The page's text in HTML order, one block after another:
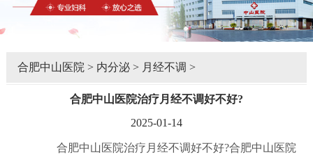
合肥中山医院 > 内分泌> 月经不调 >
合肥中山医院治疗月经不调好不好?
2025-01-14
合肥中山医院治疗月经不调好不好?合肥中山医院